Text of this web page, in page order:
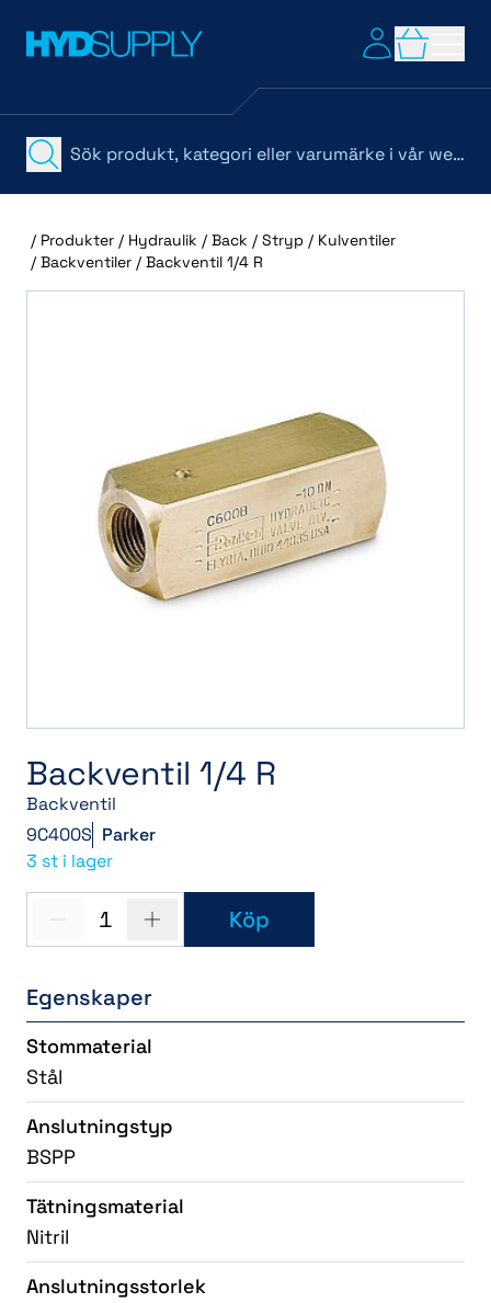
/ Produkter / Hydraulik / Back / Stryp / Kulventiler
/ Backventiler / Backventil 1/4 R
Backventil 1/4 R
Backventil
9C400S Parker
3 st i lager
1 Köp
Egenskaper
Stommaterial
Stål
Anslutningstyp
BSPP
Tätningsmaterial
Nitril
Anslutningsstorlek